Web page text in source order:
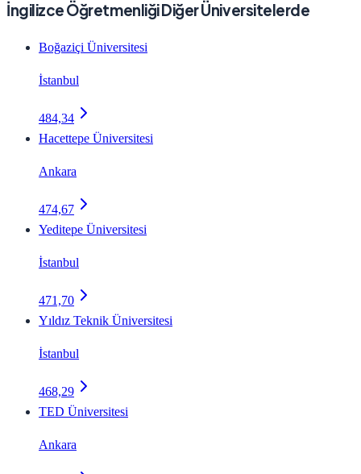
İngilizce Öğretmenliği Diğer Üniversitelerde
Boğaziçi Üniversitesi
İstanbul
484,34
Hacettepe Üniversitesi
Ankara
474,67
Yeditepe Üniversitesi
İstanbul
471,70
Yıldız Teknik Üniversitesi
İstanbul
468,29
TED Üniversitesi
Ankara